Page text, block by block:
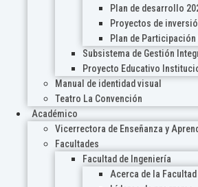
Plan de desarrollo
Proyectos de
Plan de Participación
Subsistema de Gestión
Proyecto Educativo
Manual de identidad visual
Teatro La Convención
Académico
Vicerrectora de Enseñanza y
Facultades
Facultad de Ingeniería
Acerca de la Facultad